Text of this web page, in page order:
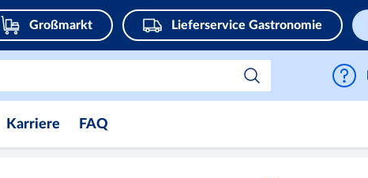
Großmarkt Lieferservice Gastronomie
Karriere FAQ